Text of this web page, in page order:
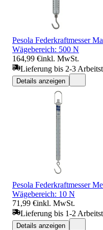
Pesola Federkraftmesser
Wägebereich: 500 N
164,99 €inkl. MwSt.
Lieferung bis 2-3
Details anzeigen
Pesola Federkraftmesser
Wägebereich: 10 N
71,99 €inkl. MwSt.
Lieferung bis 1-2
Details anzeigen